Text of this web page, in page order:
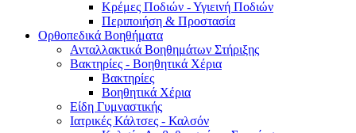
Κρέμες Ποδιών - Υγιεινή Ποδιών
Περιποιήση & Προστασία
Ορθοπεδικά Βοηθήματα
Ανταλλακτικά Βοηθημάτων Στήριξης
Βακτηρίες - Βοηθητικά Χέρια
Βακτηρίες
Βοηθητικά Χέρια
Είδη Γυμναστικής
Ιατρικές Κάλτσες - Καλσόν